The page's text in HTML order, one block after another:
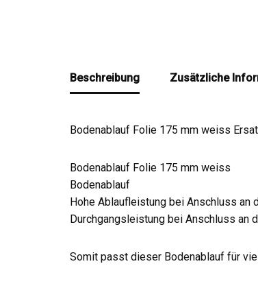
Beschreibung Zusätzliche
Bodenablauf Folie 175 mm weiss
Bodenablauf Folie 175 mm weiss
Bodenablauf
Hohe Ablaufleistung bei Anschluss an
Durchgangsleistung bei Anschluss an
Somit passt dieser Bodenablauf für